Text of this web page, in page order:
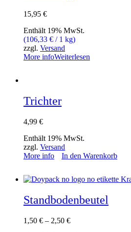
15,95 €
Enthält 19% MwSt.
(106,33 € / 1 kg)
zzgl. Versand
More infoWeiterlesen
Trichter
4,99 €
Enthält 19% MwSt.
zzgl. Versand
More info
In den Warenkorb
Standbodenbeutel
1,50 € – 2,50 €